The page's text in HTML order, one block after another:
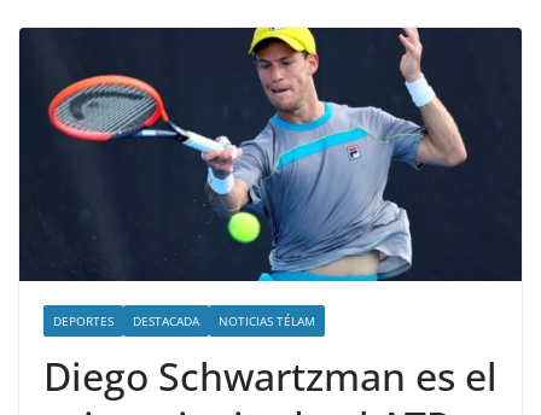
DEPORTES DESTACADA NOTICIAS TÉLAM
Diego Schwartzman es el